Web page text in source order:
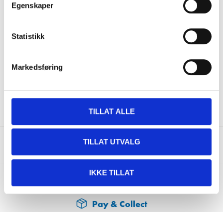
Egenskaper
Statistikk
Markedsføring
TILLAT ALLE
TILLAT UTVALG
IKKE TILLAT
Surface treatment
Bright zinc galvanised, FZB
Tip
Type 17, self-tapping
About the manufacturer
Pay & Collect